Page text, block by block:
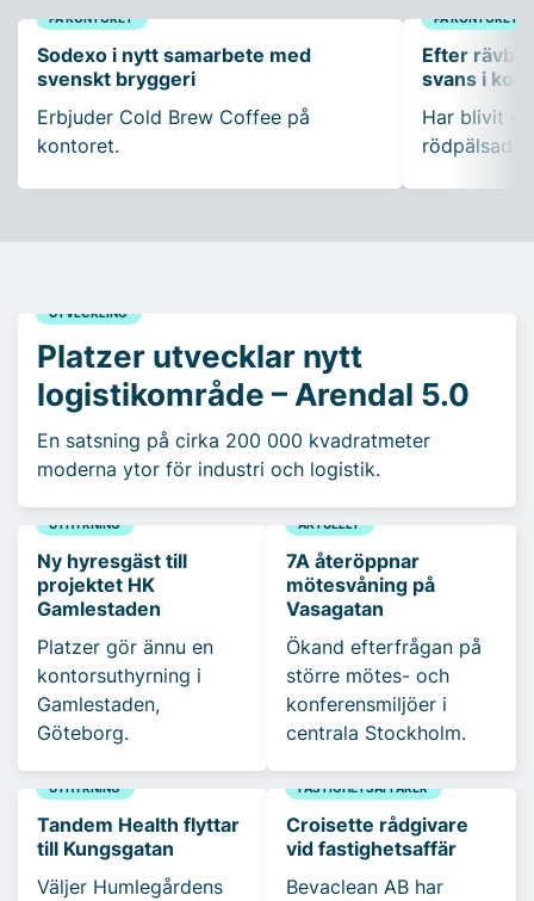
PÅ KONTORET
Sodexo i nytt samarbete med
svenskt bryggeri
Erbjuder Cold Brew Coffee på
kontoret.
PÅ KONTORET
Efter
svans i
Har blivit
rödpälsade
UTVECKLING
Platzer utvecklar nytt
logistikområde – Arendal 5.0
En satsning på cirka 200 000 kvadratmeter
moderna ytor för industri och logistik.
UTHYRNING
Ny hyresgäst till
projektet HK
Gamlestaden
Platzer gör ännu en
kontorsuthyrning i
Gamlestaden,
Göteborg.
AKTUELLT
7A återöppnar
mötesvåning på
Vasagatan
Ökand efterfrågan på
större mötes- och
konferensmiljöer i
centrala Stockholm.
UTHYRNING
Tandem Health flyttar
till Kungsgatan
Väljer Humlegårdens
FASTIGHETSAFFÄRER
Croisette rådgivare
vid fastighetsaffär
Bevaclean AB har